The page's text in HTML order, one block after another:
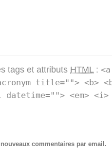
tags et attributs HTML :
title=""> <b>
datetime=""> <em>
commentaires par email.